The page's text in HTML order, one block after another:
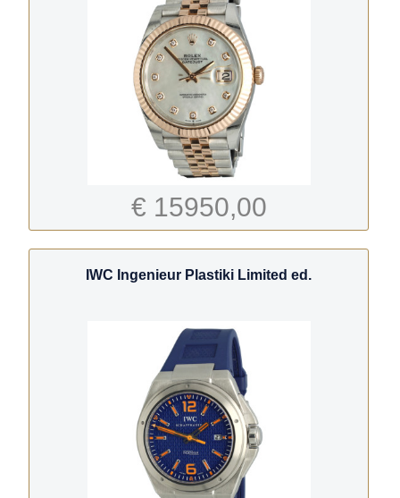
€ 15950,00
IWC Ingenieur Plastiki Limited ed.